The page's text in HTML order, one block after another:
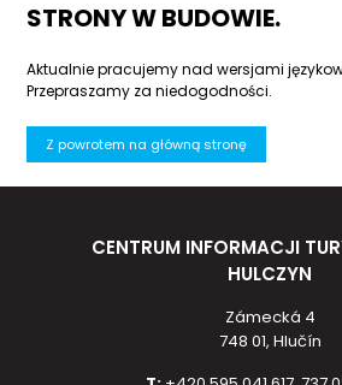
STRONY W BUDOWIE.
Aktualnie pracujemy nad wersjami
Przepraszamy za niedogodności.
Z powrotem na główną stronę
CENTRUM INFORMACJI
HULCZYN
Zámecká 4
748 01, Hlučín